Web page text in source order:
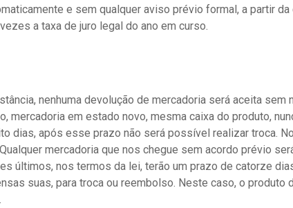
e sem qualquer aviso prévio formal, a partir
a taxa de juro legal do ano em curso.
nenhuma devolução de mercadoria será aceita
mercadoria em estado novo, mesma caixa do produto,
dias, após esse prazo não será possível realizar troca.
mercadoria que nos chegue sem acordo prévio
últimos, nos termos da lei, terão um prazo de catorze
suas, para troca ou reembolso. Neste caso, o